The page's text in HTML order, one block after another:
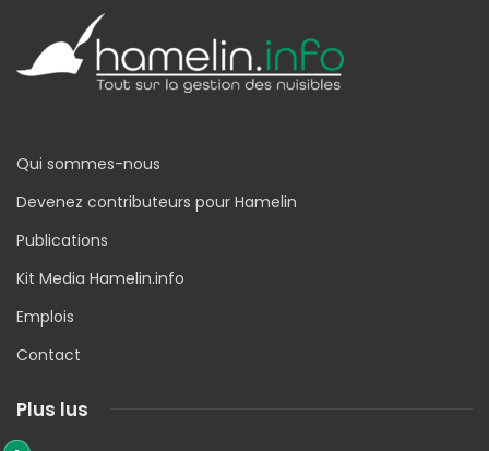
Qui sommes-nous
Devenez contributeurs pour Hamelin
Publications
Kit Media Hamelin.info
Emplois
Contact
Plus lus